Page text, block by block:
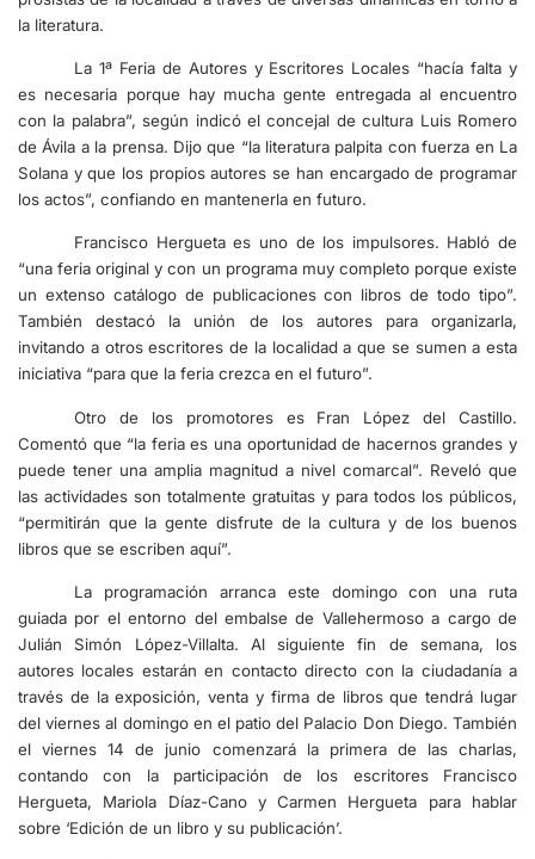
la literatura.
La 1ª Feria de Autores y Escritores Locales “hacía falta y
es necesaria porque hay mucha gente entregada al encuentro
con la palabra”, según indicó el concejal de cultura Luis Romero
de Ávila a la prensa. Dijo que “la literatura palpita con fuerza en La
Solana y que los propios autores se han encargado de programar
los actos”, confiando en mantenerla en futuro.
Francisco Hergueta es uno de los impulsores. Habló de
“una feria original y con un programa muy completo porque existe
un extenso catálogo de publicaciones con libros de todo tipo”.
También destacó la unión de los autores para organizarla,
invitando a otros escritores de la localidad a que se sumen a esta
iniciativa “para que la feria crezca en el futuro”.
Otro de los promotores es Fran López del Castillo.
Comentó que “la feria es una oportunidad de hacernos grandes y
puede tener una amplia magnitud a nivel comarcal”. Reveló que
las actividades son totalmente gratuitas y para todos los públicos,
“permitirán que la gente disfrute de la cultura y de los buenos
libros que se escriben aquí”.
La programación arranca este domingo con una ruta
guiada por el entorno del embalse de Vallehermoso a cargo de
Julián Simón López-Villalta. Al siguiente fin de semana, los
autores locales estarán en contacto directo con la ciudadanía a
través de la exposición, venta y firma de libros que tendrá lugar
del viernes al domingo en el patio del Palacio Don Diego. También
el viernes 14 de junio comenzará la primera de las charlas,
contando con la participación de los escritores Francisco
Hergueta, Mariola Díaz-Cano y Carmen Hergueta para hablar
sobre ‘Edición de un libro y su publicación’.